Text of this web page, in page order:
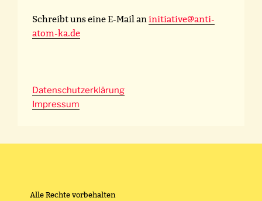
Schreibt uns eine E-Mail aninitiative@anti-
atom-ka.de
Datenschutzerklärung
Impressum
Alle Rechte vorbehalten